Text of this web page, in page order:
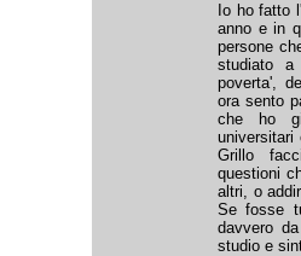
Io ho fatto
anno e in
persone
studiato a
poverta',
ora sento
che ho
universitari
Grillo
questioni
altri, o
Se fosse
davvero
studio e